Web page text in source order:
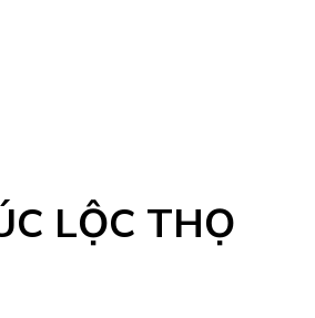
LỘC THỌ